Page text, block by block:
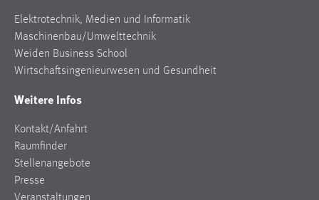
Elektrotechnik, Medien und Informatik
Maschinenbau/Umwelttechnik
Weiden Business School
Wirtschaftsingenieurwesen und Gesundheit
Weitere Infos
Kontakt/Anfahrt
Raumfinder
Stellenangebote
Presse
Vimeo